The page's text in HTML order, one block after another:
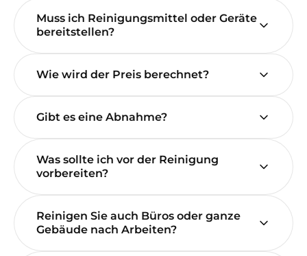
Muss ich Reinigungsmittel oder Geräte
bereitstellen?
Wie wird der Preis berechnet?
Gibt es eine Abnahme?
Was sollte ich vor der Reinigung
vorbereiten?
Reinigen Sie auch Büros oder ganze
Gebäude nach Arbeiten?